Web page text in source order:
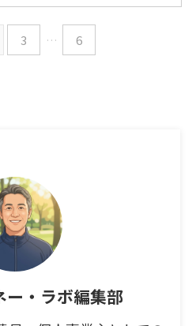
3 … 6
ー・ラボ編集部